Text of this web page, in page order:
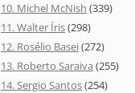
10. Michel McNish (339)
11. Walter Íris(298)
12. Rosélio Basei(272)
13. Roberto Saraiva (255)
14. Sergio Santos(254)